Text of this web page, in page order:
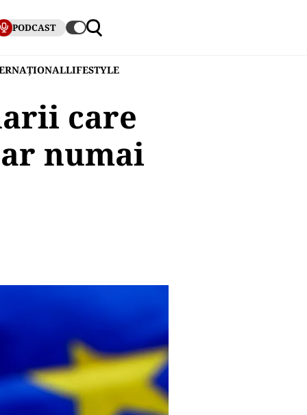
PODCAST
LIFESTYLE
care
numai